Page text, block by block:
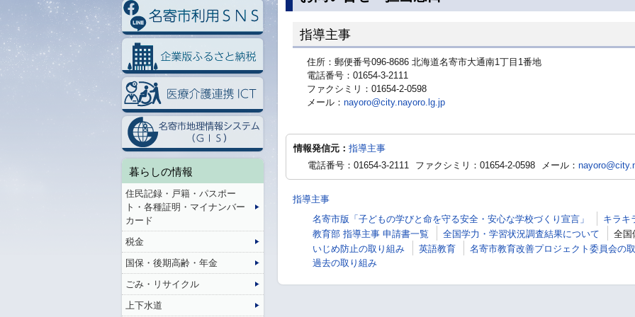
指導主事
住所：郵便番号096-8686 北海道名寄市大通南1丁目1番地
電話番号：01654-3-2111
ファクシミリ：01654-2-0598
メール： nayoro@city.nayoro.lg.jp
情報発信元： 指導主事
電話番号：01654-3-2111
ファクシミリ：01654-2-0598 メール：
指導主事
名寄市版「子どもの学びと命を守る安全・安心な学校づくり宣言」
キラキ
教育部 指導主事 申請書一覧
全国学力・学習状況調査結果について
全国
いじめ防止の取り組み
英語教育
名寄市教育改善プロジェクト委員会の
過去の取り組み
暮らしの情報
住民記録・戸籍・パスポー
ト・各種証明・マイナンバー
カード
税金
国保・後期高齢・年金
ごみ・リサイクル
上下水道